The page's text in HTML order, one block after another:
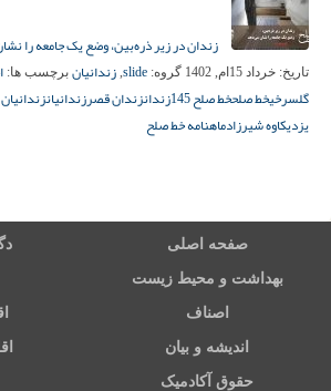
زندان در زیر ذره‌بین، وضع یک جامعه را
تاریخ: خرداد 15ام, 1402 گروه: slide
, زندانیان برچسب ها:
گلسرخیخط صلحخط صلح 145 زندانزندان قصرزندانیان
یزدیکاوه شیرزادماهنامه خط صلح
صفحه اصلی
بهداشت و محیط زیست
اصناف
اندیشه و بیان
حقوق آکادمیک